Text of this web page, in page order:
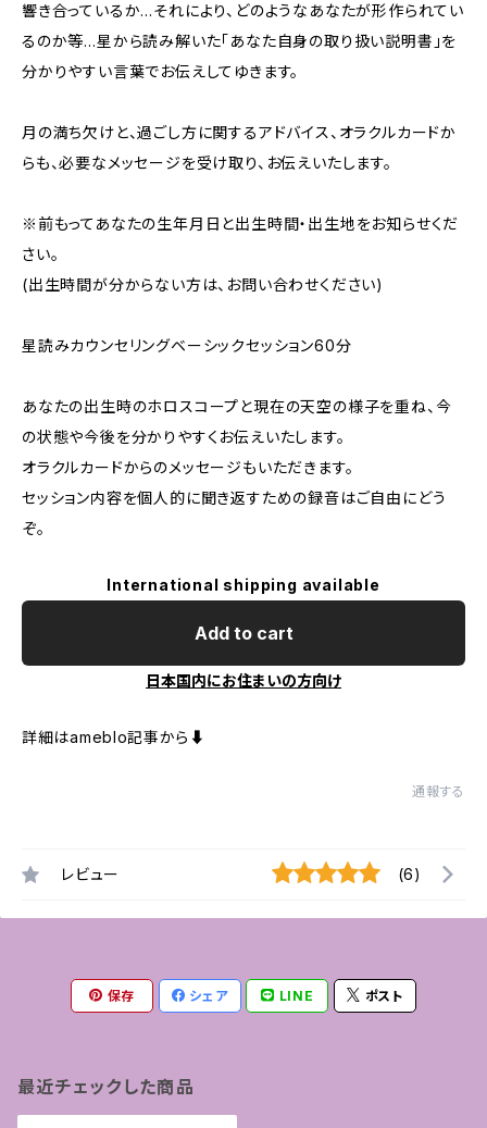
響き合っているか…それにより、どのようなあなたが形作られてい
るのか等…星から読み解いた「あなた自身の取り扱い説明書」を
分かりやすい言葉でお伝えしてゆきます。
月の満ち欠けと、過ごし方に関するアドバイス、オラクルカードか
らも、必要なメッセージを受け取り、お伝えいたします。
※前もってあなたの生年月日と出生時間・出生地をお知らせくだ
さい。
(出生時間が分からない方は、お問い合わせください)
星読みカウンセリングベーシックセッション60分
あなたの出生時のホロスコープと現在の天空の様子を重ね、今
の状態や今後を分かりやすくお伝えいたします。
オラクルカードからのメッセージもいただきます。
セッション内容を個人的に聞き返すための録音はご自由にどう
ぞ。
International shipping available
Add to cart
日本国内にお住まいの方向け
詳細はameblo記事から⬇︎
通報する
レビュー (6)
保存 シェア LINE ポスト
最近チェックした商品